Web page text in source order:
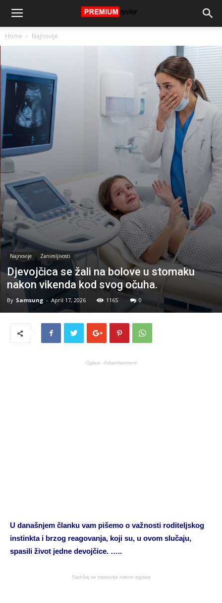
Home Najnovije
Najnovije Zanimljivosti
Djevojčica se žali na bolove u stomaku
nakon vikenda kod svog očuha.
By Samsung - April 17, 2026 1165 0
Oglasi - Advertisement
U današnjem članku vam pišemo o važnosti roditeljskog
instinkta i brzog reagovanja, koji su, u ovom slučaju,
spasili život jedne devojčice. …..
Sadržaj se nastavlja nakon oglasa